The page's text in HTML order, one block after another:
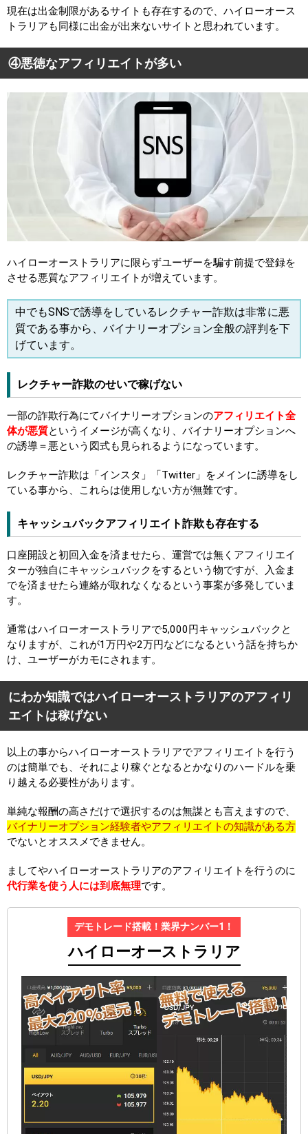
現在は出金制限があるサイトも存在するので、ハイローオース
トラリアも同様に出金が出来ないサイトと思われています。
④悪徳なアフィリエイトが多い
ハイローオーストラリアに限らずユーザーを騙す前提で登録を
させる悪質なアフィリエイトが増えています。
中でもSNSで誘導をしているレクチャー詐欺は非常に悪
質である事から、バイナリーオプション全般の評判を下
げています。
レクチャー詐欺のせいで稼げない
一部の詐欺行為にてバイナリーオプションのアフィリエイト全
体が悪質というイメージが高くなり、バイナリーオプションへ
の誘導＝悪という図式も見られるようになっています。
レクチャー詐欺は「インスタ」「Twitter」をメインに誘導をし
ている事から、これらは使用しない方が無難です。
キャッシュバックアフィリエイト詐欺も存在する
口座開設と初回入金を済ませたら、運営では無くアフィリエイ
ターが独自にキャッシュバックをするという物ですが、入金ま
でを済ませたら連絡が取れなくなるという事案が多発していま
す。
通常はハイローオーストラリアで5,000円キャッシュバックと
なりますが、これが1万円や2万円などになるという話を持ちか
け、ユーザーがカモにされます。
にわか知識ではハイローオーストラリアのアフィリ
エイトは稼げない
以上の事からハイローオーストラリアでアフィリエイトを行う
のは簡単でも、それにより稼ぐとなるとかなりのハードルを乗
り越える必要性があります。
単純な報酬の高さだけで選択するのは無謀とも言えますので、
バイナリーオプション経験者やアフィリエイトの知識がある方
でないとオススメできません。
ましてやハイローオーストラリアのアフィリエイトを行うのに
代行業を使う人には到底無理です。
デモトレード搭載！業界ナンバー1！
ハイローオーストラリア